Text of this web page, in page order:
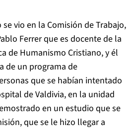
vio en la Comisión de Trabajo,
Ferrer que es docente de la
de Humanismo Cristiano, y él
de un programa de
que se habían intentado
de Valdivia, en la unidad
en un estudio que se
que se le hizo llegar a